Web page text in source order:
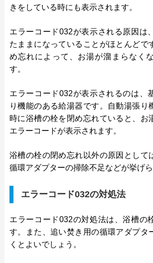
きをしている時にも表示されます。
エラーコード032が表示される原因は
たままになっていることがほとんどで
め忘れによって、お湯が溜まらなく
す。
エラーコード032が表示されるのは、
り機能のある給湯器です。自動湯張り
時に浴槽の栓を閉め忘れていると、お
エラーコードが表示されます。
浴槽の栓の閉め忘れ以外の原因として
循環アダプターの掃除不足などが挙げら
エラーコード032の対処法
エラーコード032の対処法は、浴槽の
す。また、追い焚き用の循環アダプタ
くとよいでしょう。